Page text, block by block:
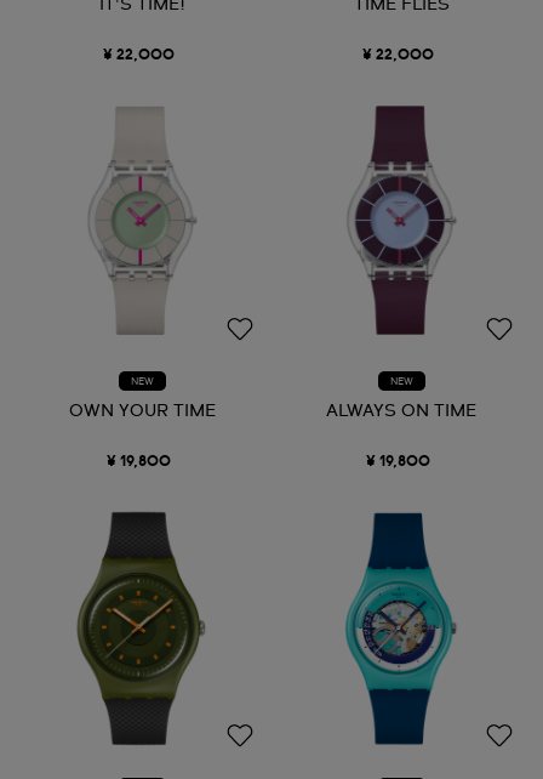
IT'S TIME!
¥ 22,000
TIME FLIES
¥ 22,000
NEW
OWN YOUR TIME
¥ 19,800
NEW
ALWAYS ON TIME
¥ 19,800